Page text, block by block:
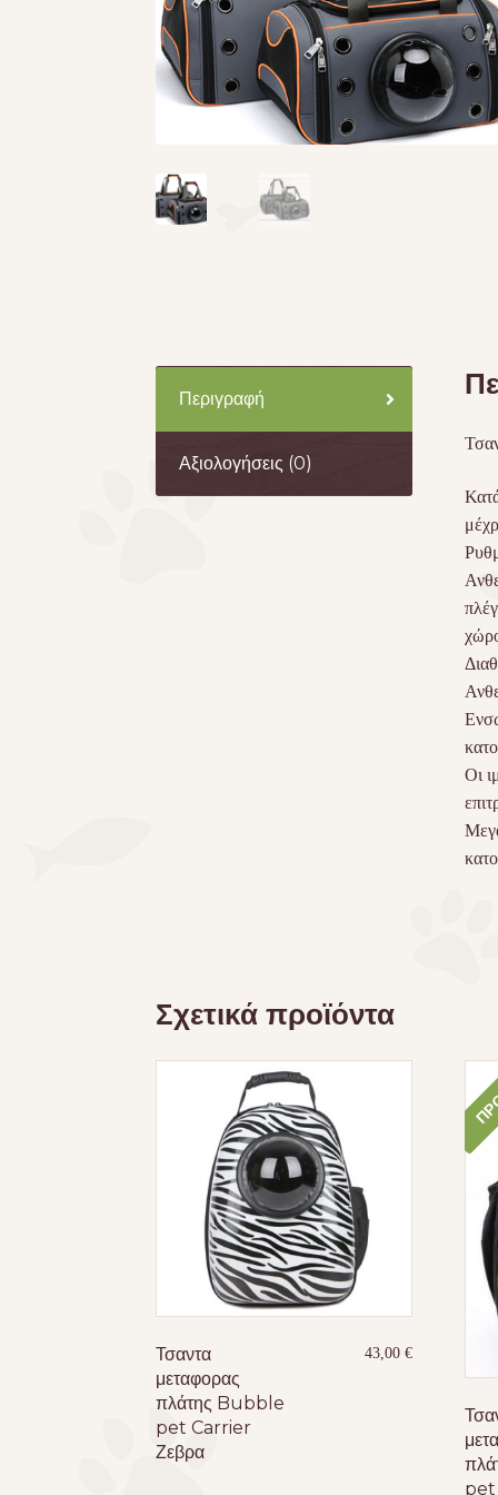
Περιγραφή
Αξιολογήσεις (0)
Οι
Σχετικά προϊόντα
Τσαντα
μεταφορας
πλάτης Bubble
pet Carrier
Ζεβρα
43,00€
pet